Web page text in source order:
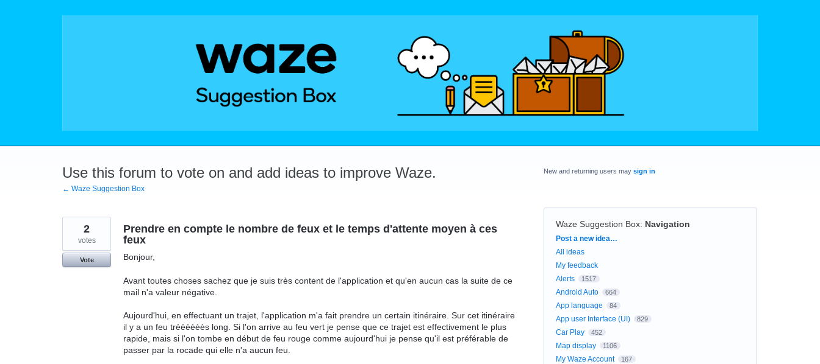
Use this forum to vote on and add ideas to improve Waze.
← Waze Suggestion Box
Prendre en compte le nombre de feux et le temps d'attente moyen à ces
feux
Bonjour,
Avant toutes choses sachez que je suis très content de l'application et qu'en aucun cas la suite de ce
mail n'a valeur négative.
Aujourd'hui, en effectuant un trajet, l'application m'a fait prendre un certain itinéraire. Sur cet itinéraire
il y a un feu trèèèèèès long. Si l'on arrive au feu vert je pense que ce trajet est effectivement le plus
rapide, mais si l'on tombe en début de feu rouge comme aujourd'hui je pense qu'il est préférable de
passer par la rocade qui elle n'a aucun feu.
2
votes
Vote
New and returning users may sign in
Waze Suggestion Box: Navigation
Categories
Post a new idea…
All ideas
My feedback
Alerts
1517
Android Auto 664
App language 84
App user Interface (UI) 829
Car Play 452
Map display 1106
My Waze Account 167